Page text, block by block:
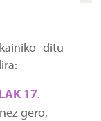
ditu
17.
gero,